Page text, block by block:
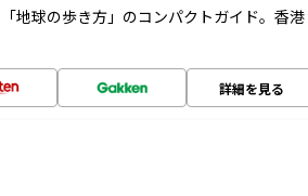
地球の歩き方」のコンパクトガイド。香港
詳細を見る